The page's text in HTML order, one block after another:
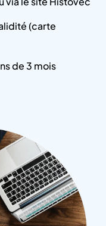
(carte
de 3 mois